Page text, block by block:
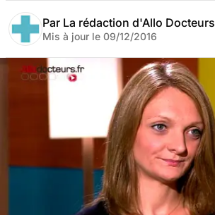
Par La rédaction d'Allo Docteurs
Mis à jour le 09/12/2016